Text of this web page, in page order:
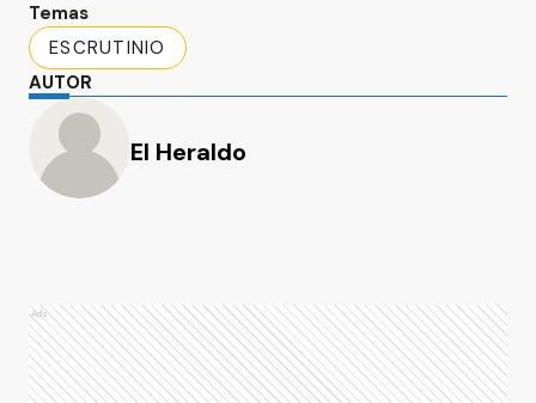
Temas
ESCRUTINIO
AUTOR
El Heraldo
Ads